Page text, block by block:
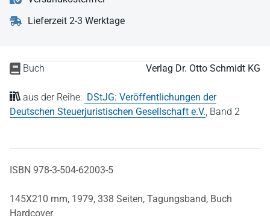
Buch Verlag Dr. Otto Schmidt KG
aus der Reihe: DStJG: Veröffentlichungen der
Deutschen Steuerjuristischen Gesellschaft e.V., Band 2
ISBN 978-3-504-62003-5
145X210 mm, 1979, 338 Seiten, Tagungsband, Buch
Hardcover
Lieferzeit 2-3 Werktage